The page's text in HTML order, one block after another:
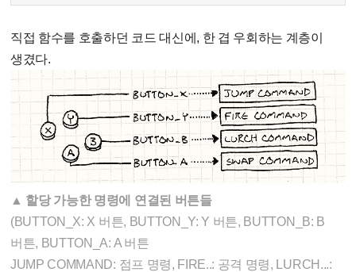
직접 함수를 호출하던 코드 대신에, 한 겹 우회하는 계층이
생겼다.
▲ 할당 가능한 명령에 연결된 버튼들
(BUTTON_X: X 버튼, BUTTON_Y: Y 버튼, BUTTON_B: B
버튼, BUTTON_A: A 버튼
JUMP COMMAND: 점프 명령, FIRE..: 공격 명령, LURCH...: